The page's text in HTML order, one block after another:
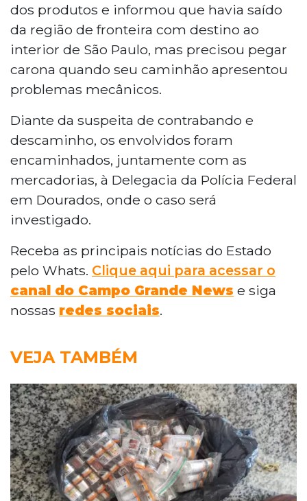
dos produtos e informou que havia saído
da região de fronteira com destino ao
interior de São Paulo, mas precisou pegar
carona quando seu caminhão apresentou
problemas mecânicos.
Diante da suspeita de contrabando e
descaminho, os envolvidos foram
encaminhados, juntamente com as
mercadorias, à Delegacia da Polícia Federal
em Dourados, onde o caso será
investigado.
Receba as principais notícias do Estado
pelo Whats. Clique aqui para acessar o
canal do Campo Grande News e siga
nossas redes sociais.
VEJA TAMBÉM